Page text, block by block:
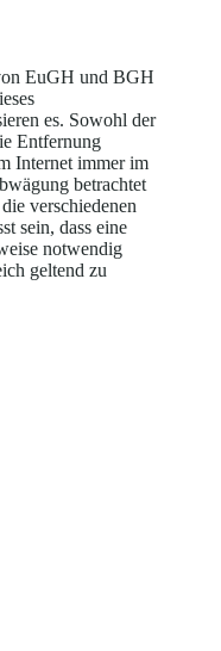
EuGH und BGH
es. Sowohl der
Entfernung
Internet immer im
betrachtet
verschiedenen
sein, dass eine
notwendig
geltend zu